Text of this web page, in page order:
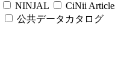
NINJAL CiNii
公共データカタログ